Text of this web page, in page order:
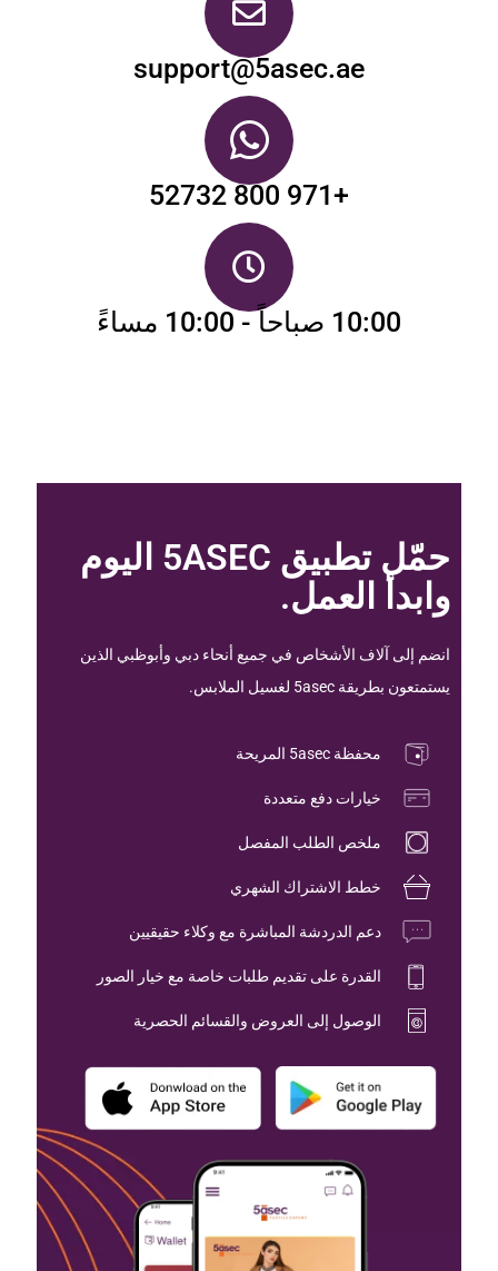
support@5asec.ae
+971 800 52732
10:00 صباحاً - 10:00 مساءً
حمّل تطبيق 5ASEC اليوم
وابدأ العمل.
انضم إلى آلاف الأشخاص في جميع أنحاء دبي وأبوظبي الذين
يستمتعون بطريقة 5asec لغسيل الملابس.
محفظة 5asec المريحة
خيارات دفع متعددة
ملخص الطلب المفصل
خطط الاشتراك الشهري
دعم الدردشة المباشرة مع وكلاء حقيقيين
القدرة على تقديم طلبات خاصة مع خيار الصور
الوصول إلى العروض والقسائم الحصرية